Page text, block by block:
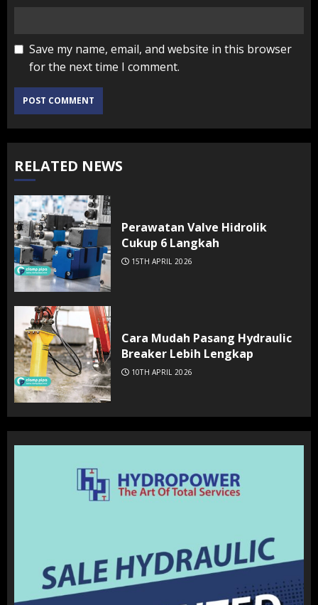
Save my name, email, and website in this browser
for the next time I comment.
RELATED NEWS
Perawatan Valve Hidrolik
Cukup 6 Langkah
15TH APRIL 2026
Cara Mudah Pasang Hydraulic
Breaker Lebih Lengkap
10TH APRIL 2026